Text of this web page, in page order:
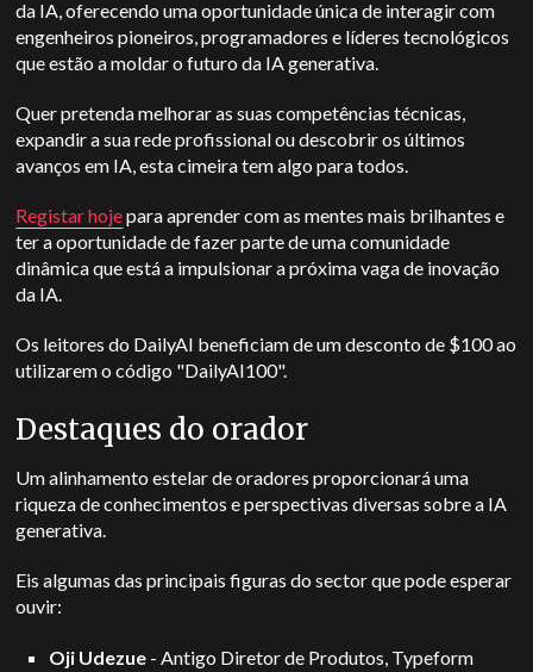
da IA, oferecendo uma oportunidade única de interagir com
engenheiros pioneiros, programadores e líderes tecnológicos
que estão a moldar o futuro da IA generativa.
Quer pretenda melhorar as suas competências técnicas,
expandir a sua rede profissional ou descobrir os últimos
avanços em IA, esta cimeira tem algo para todos.
Registar hojepara aprender com as mentes mais brilhantes e
ter a oportunidade de fazer parte de uma comunidade
dinâmica que está a impulsionar a próxima vaga de inovação
da IA.
Os leitores do DailyAI beneficiam de um desconto de $100 ao
utilizarem o código "DailyAI100".
Destaques do orador
Um alinhamento estelar de oradores proporcionará uma
riqueza de conhecimentos e perspectivas diversas sobre a IA
generativa.
Eis algumas das principais figuras do sector que pode esperar
ouvir:
Oji Udezue - Antigo Diretor de Produtos, Typeform